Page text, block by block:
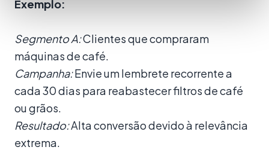
Exemplo:
Segmento A:Clientes que compraram
máquinas de café.
Campanha:Envie um lembrete recorrente a
cada 30 dias para reabastecer filtros de café
ou grãos.
Resultado:Alta conversão devido à relevância
extrema.